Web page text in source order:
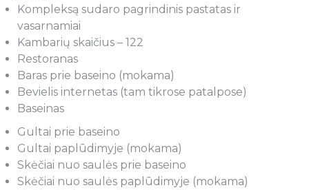
Kompleksą sudaro pagrindinis pastatas ir
vasarnamiai
Kambarių skaičius – 122
Restoranas
Baras prie baseino (mokama)
Bevielis internetas (tam tikrose patalpose)
Baseinas
Gultai prie baseino
Gultai paplūdimyje (mokama)
Skėčiai nuo saulės prie baseino
Skėčiai nuo saulės paplūdimyje (mokama)